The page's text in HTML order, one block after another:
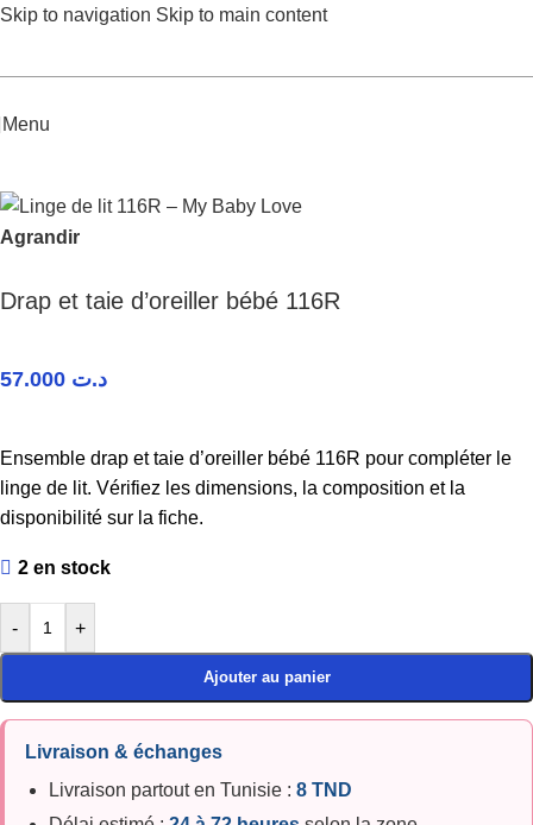
Skip to navigation Skip to main content
Menu
Agrandir
Drap et taie d’oreiller bébé 116R
د.ت
Ensemble drap et taie d’oreiller bébé 116R pour compléter le
linge de lit. Vérifiez les dimensions, la composition et la
disponibilité sur la fiche.
2 en stock
- +
Ajouter au panier
Livraison & échanges
Livraison partout en Tunisie : 8 TND